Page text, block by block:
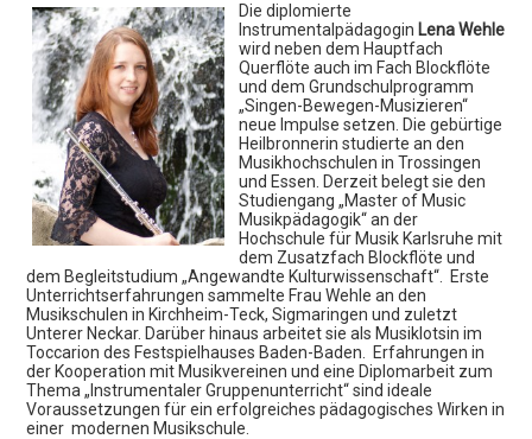
Musikschule Lauffen / N. und
Umgebung
Südstr. 25
74348 Lauffen / N.
Tel.: 07133/4894
Fax: 07133/5664
Allgemeine Sprechzeiten
Montag - Freitag 9:00 - 12.00 Uhr
Die diplomierte
Instrumentalpädagogin Lena Wehle
wird neben dem Hauptfach
Querflöte auch im Fach Blockflöte
und dem Grundschulprogramm
„Singen-Bewegen-Musizieren“
neue Impulse setzen. Die gebürtige
Heilbronnerin studierte an den
Musikhochschulen in Trossingen
und Essen. Derzeit belegt sie den
Studiengang „Master of Music
Musikpädagogik“ an der
Hochschule für Musik Karlsruhe mit
dem Zusatzfach Blockflöte und
dem Begleitstudium „Angewandte Kulturwissenschaft“. Erste
Unterrichtserfahrungen sammelte Frau Wehle an den
Musikschulen in Kirchheim-Teck, Sigmaringen und zuletzt
Unterer Neckar. Darüber hinaus arbeitet sie als Musiklotsin im
Toccarion des Festspielhauses Baden-Baden. Erfahrungen in
der Kooperation mit Musikvereinen und eine Diplomarbeit zum
Thema „Instrumentaler Gruppenunterricht“ sind ideale
Voraussetzungen für ein erfolgreiches pädagogisches Wirken in
einer modernen Musikschule.